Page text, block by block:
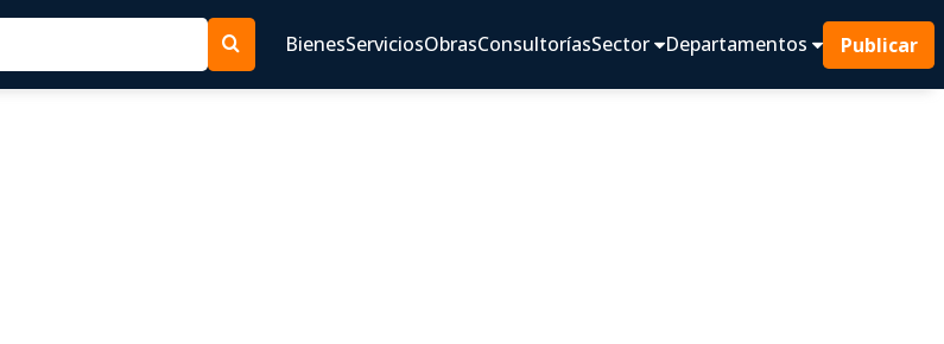
BienesServiciosObrasConsultoríasSector Departamentos Publicar